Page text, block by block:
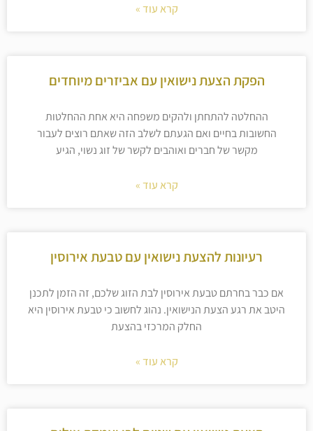
קרא עוד »
הפקת הצעת נישואין עם אביזרים מיוחדים
ההחלטה להתחתן ולהקים משפחה היא אחת ההחלטות
החשובות בחיים ואם הגעתם לשלב הזה שאתם רוצים לעבור
מקשר של חברים ואוהבים לקשר של זוג נשוי, הגיע
קרא עוד »
רעיונות להצעת נישואין עם טבעת אירוסין
אם כבר בחרתם טבעת אירוסין לבת הזוג שלכם, זה הזמן לתכנן
היטב את רגע הצעת הנישואין. נהוג לחשוב כי טבעת אירוסין היא
החלק המרכזי בהצעת
קרא עוד »